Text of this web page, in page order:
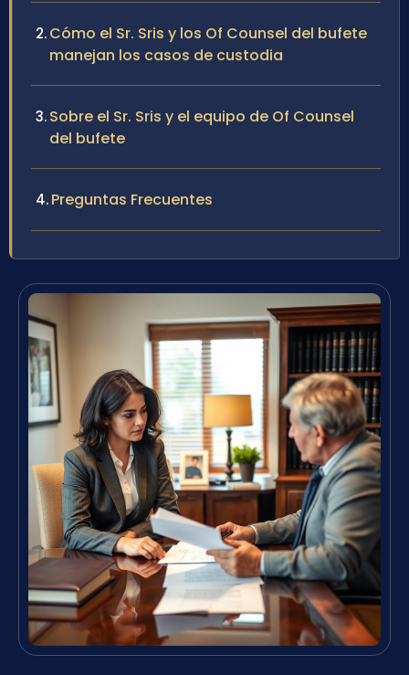
Cómo el Sr. Sris y los Of Counsel del bufete
manejan los casos de custodia
Sobre el Sr. Sris y el equipo de Of Counsel
del bufete
Preguntas Frecuentes